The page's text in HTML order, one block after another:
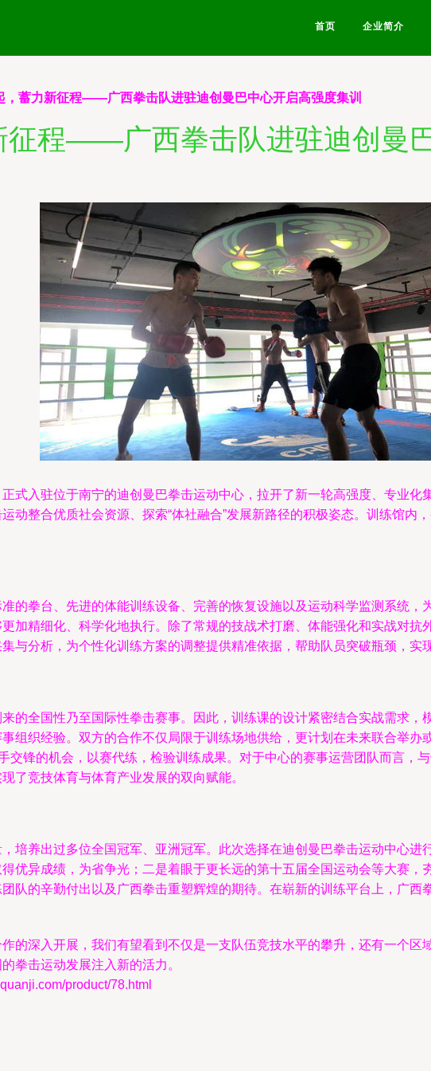
首页 企业简介
，蓄力新征程——广西拳击队进驻迪创曼巴中心开启高强度集训
征程——广西拳击队进驻迪创曼
式入驻位于南宁的迪创曼巴拳击运动中心，拉开了新一轮高强度、专业化
动整合优质社会资源、探索“体社融合”发展新路径的积极姿态。训练馆内
的拳台、先进的体能训练设备、完善的恢复设施以及运动科学监测系统，
加精细化、科学化地执行。除了常规的技战术打磨、体能强化和实战对抗
与分析，为个性化训练方案的调整提供精准依据，帮助队员突破瓶颈，实
的全国性乃至国际性拳击赛事。因此，训练课的设计紧密结合实战需求，
组织经验。双方的合作不仅局限于训练场地供给，更计划在未来联合举
交锋的机会，以赛代练，检验训练成果。对于中心的赛事运营团队而言，
了竞技体育与体育产业发展的双向赋能。
培养出过多位全国冠军、亚洲冠军。此次选择在迪创曼巴拳击运动中心
优异成绩，为省争光；二是着眼于更长远的第十五届全国运动会等大赛
队的辛勤付出以及广西拳击重塑辉煌的期待。在崭新的训练平台上，广
的深入开展，我们有望看到不仅是一支队伍竞技水平的攀升，还有一个
拳击运动发展注入新的活力。
product/78.html